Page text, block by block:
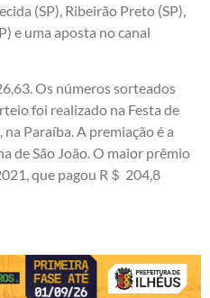
(SP), Ribeirão Preto (SP),
e uma aposta no canal
Os números sorteados
foi realizado na Festa de
Paraíba. A premiação é a
de São João. O maior prêmio
que pagou R＄ 204,8